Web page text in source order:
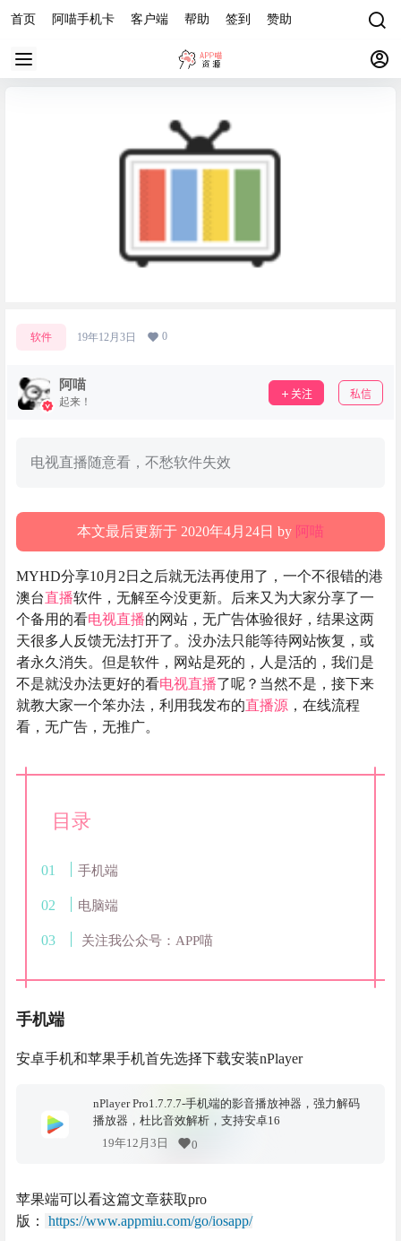
首页 阿喵手机卡 客户端 帮助 签到 赞助
软件 19年12月3日 0
阿喵
起来！
关注 私信
电视直播随意看，不愁软件失效
本文最后更新于 2020年4月24日 by 阿喵
MYHD分享10月2日之后就无法再使用了，一个不很错的港
澳台直播软件，无解至今没更新。后来又为大家分享了一
个备用的看电视直播的网站，无广告体验很好，结果这两
天很多人反馈无法打开了。没办法只能等待网站恢复，或
者永久消失。但是软件，网站是死的，人是活的，我们是
不是就没办法更好的看电视直播了呢？当然不是，接下来
就教大家一个笨办法，利用我发布的直播源 ，在线流程
看，无广告，无推广。
目录
手机端
电脑端
关注我公众号：APP喵
手机端
安卓手机和苹果手机首先选择下载安装nPlayer
nPlayer Pro1.7.7.7-手机端的影音播放神器，强力解码
播放器，杜比音效解析，支持安卓16
19年12月3日
0
苹果端可以看这篇文章获取pro
版：
https://www.appmiu.com/go/iosapp/